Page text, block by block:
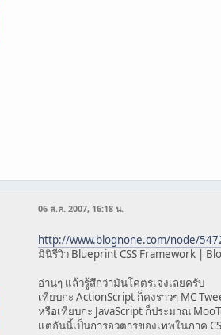
06 ส.ค. 2007, 16:18 น.
http://www.blognone.com/node/
มินิรีวิว Blueprint CSS Framework |
อ่านๆ แล้วรู้สึกว่ามันโคตรเจ๋งเลยครับ
เทียบกะ ActionScript ก็คงราวๆ MC
หรือเทียบกะ JavaScript ก็ประมาณ
แต่อันนี้เป็นการอวตารของเทพในภาค